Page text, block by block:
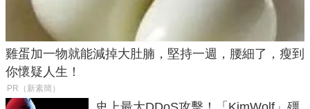
雞蛋加一物就能減掉大肚腩，堅持一週，腰細了，瘦到
你懷疑人生！
PR（新素簡）